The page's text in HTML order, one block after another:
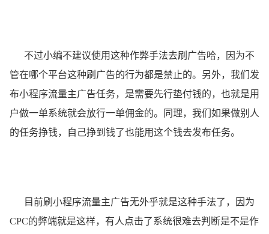
不过小编不建议使用这种作弊手法去刷广告哈，因为不
管在哪个平台这种刷广告的行为都是禁止的。另外，我们发
布小程序流量主广告任务，是需要先行垫付钱的，也就是用
户做一单系统就会放行一单佣金的。同理，我们如果做别人
的任务挣钱，自己挣到钱了也能用这个钱去发布任务。
目前刷小程序流量主广告无外乎就是这种手法了，因为
CPC的弊端就是这样，有人点击了系统很难去判断是不是作